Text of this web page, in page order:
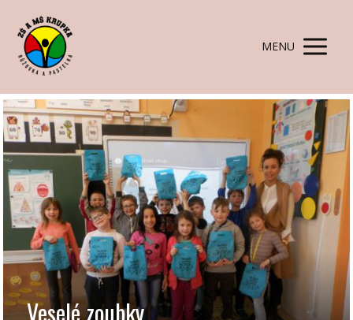
MENU
Veselé zoubky